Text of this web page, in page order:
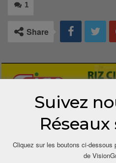
1
Share
1 COMMENTAIRE
Suivez
Cliquez sur les boutons ci-
de